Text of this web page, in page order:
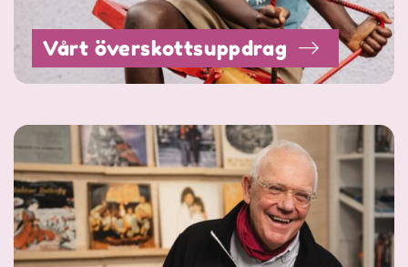
Vårt överskottsuppdrag